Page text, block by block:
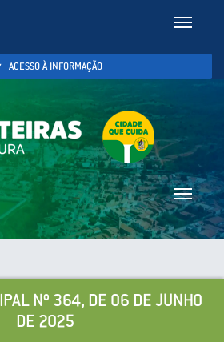
Toggle
ACESSO À INFORMAÇÃO
Toggle
Nº 364, DE 06 DE JUNHO
DE 2025